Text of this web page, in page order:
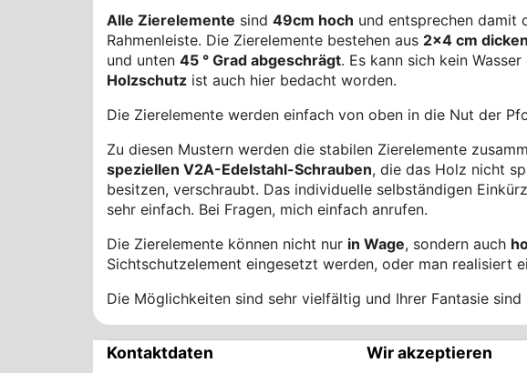
Alle Zierelemente sind 49cm hoch und entsprechen damit
Rahmenleiste. Die Zierelemente bestehen aus 2x4 cm
und unten 45 ° Grad abgeschrägt. Es kann sich kein
Holzschutz ist auch hier bedacht worden.
Die Zierelemente werden einfach von oben in die Nut der
Zu diesen Mustern werden die stabilen Zierelemente
speziellen V2A-Edelstahl-Schrauben, die das Holz nicht
besitzen, verschraubt. Das individuelle selbständigen
sehr einfach. Bei Fragen, mich einfach anrufen.
Die Zierelemente können nicht nur in Wage, sondern auch
Sichtschutzelement eingesetzt werden, oder man realisiert
Die Möglichkeiten sind sehr vielfältig und Ihrer Fantasie
Kontaktdaten Wir akzeptieren